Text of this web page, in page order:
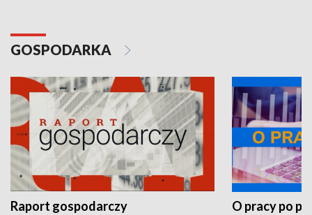
GOSPODARKA
Raport gospodarczy O pracy po